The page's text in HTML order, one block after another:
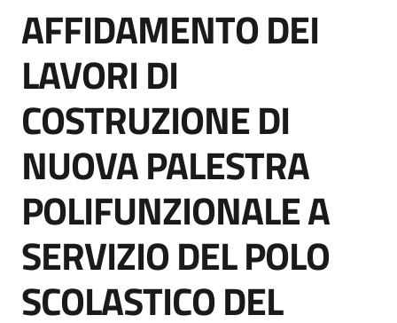
strumenti
di
Supporto
Piattaforme
telematiche
Salta al contenuto
AFFIDAMENTO DEI
LAVORI DI
COSTRUZIONE DI
NUOVA PALESTRA
POLIFUNZIONALE A
SERVIZIO DEL POLO
SCOLASTICO DEL